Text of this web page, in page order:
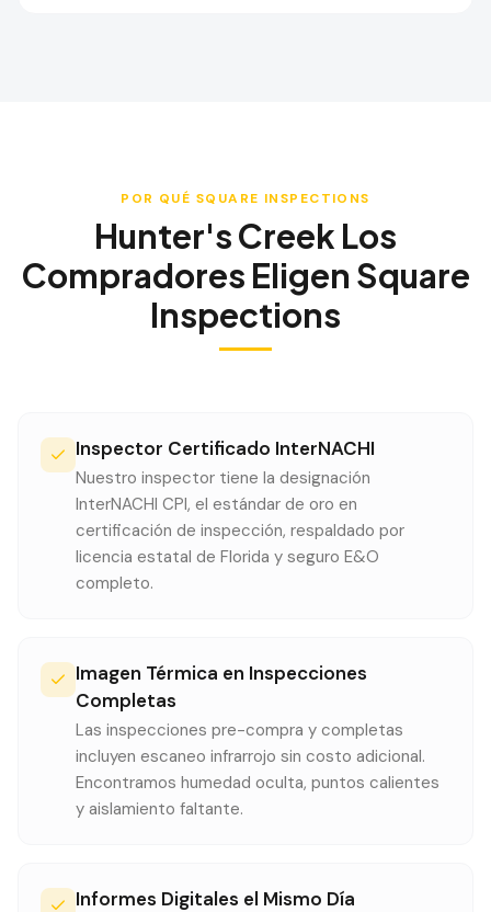
POR QUÉ SQUARE INSPECTIONS
Hunter's Creek Los
Compradores Eligen Square
Inspections
Inspector Certificado InterNACHI
Nuestro inspector tiene la designación
InterNACHI CPI, el estándar de oro en
certificación de inspección, respaldado por
licencia estatal de Florida y seguro E&O
completo.
Imagen Térmica en Inspecciones
Completas
Las inspecciones pre-compra y completas
incluyen escaneo infrarrojo sin costo adicional.
Encontramos humedad oculta, puntos calientes
y aislamiento faltante.
Informes Digitales el Mismo Día